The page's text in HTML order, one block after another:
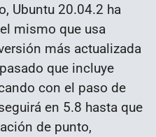
Ubuntu 20.04.2 ha
mismo que usa
más actualizada
que incluye
con el paso de
en 5.8 hasta que
de punto,